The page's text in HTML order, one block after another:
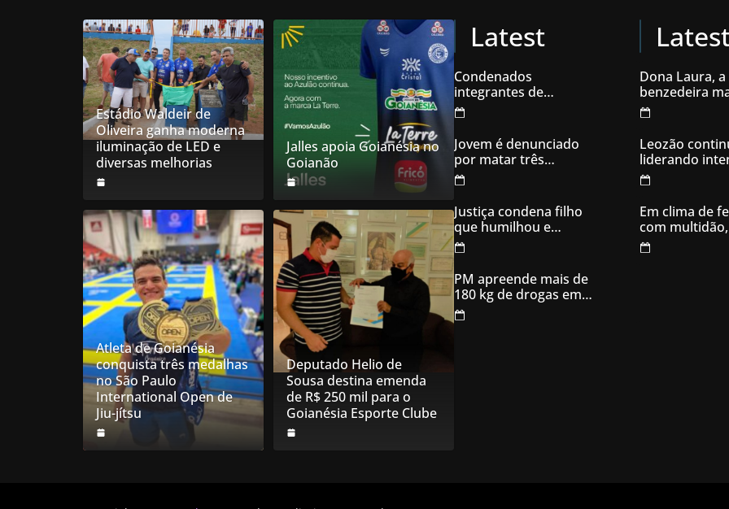
Estádio Waldeir de
Oliveira ganha moderna
iluminação de LED e
diversas melhorias
Jalles apoia Goianésia no
Goianão
Atleta de Goianésia
conquista três medalhas
no São Paulo
International Open de
Jiu-jítsu
Deputado Helio de
Sousa destina emenda
de R$ 250 mil para o
Goianésia Esporte Clube
Latest
Condenados
integrantes de
organização
criminosa acusados
de explodir caixas
eletrônicos
Jovem é denunciado
por matar três
filhotes de cachorro e
usar sangue para
ameaçar os donos,
em Aparecida de
Goiânia
Justiça condena filho
que humilhou e
ameaçou mãe idosa;
da prisão à sentença
condenatória foram
apenas 21 dias
PM apreende mais de
180 kg de drogas em
Goiás
Dona Laura, a
benzedeira
famosa de
Leozão
liderando
votos em
Em clima de
com
inaugura
campanha